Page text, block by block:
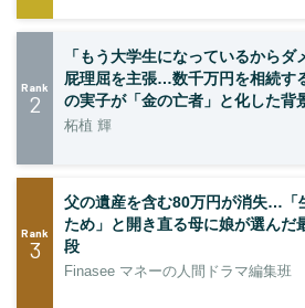
Rank
2
「もう大学生になっているからダ
屁理屈を主張…数千万円を相続す
の実子が「金の亡者」と化した背
柘植 輝
Rank
3
父の遺産を含む80万円が消失…「
ため」と開き直る母に娘が選んだ
段
Finasee マネーの人間ドラマ編集班